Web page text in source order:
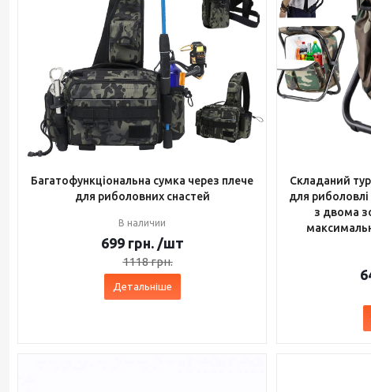
Багатофункціональна сумка через плече
для риболовних снастей
В наличии
699 грн. /шт
1118грн.
Детальніше
Складаний
для риболовлі
з двома